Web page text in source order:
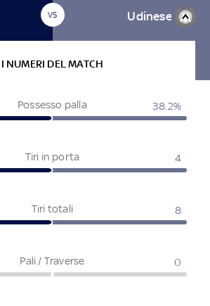
VS Udinese
I NUMERI DEL MATCH
Possesso palla 38.2%
Tiri in porta 4
Tiri totali 8
Pali / Traverse 0